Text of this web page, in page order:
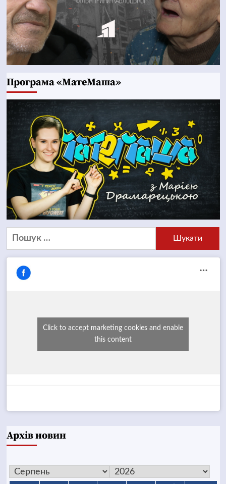
Програма «МатеМаша»
Пошук:
Click to accept marketing cookies and enable
this content
Архів новин